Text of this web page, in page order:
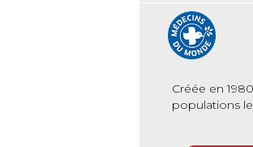
Créée en
populations